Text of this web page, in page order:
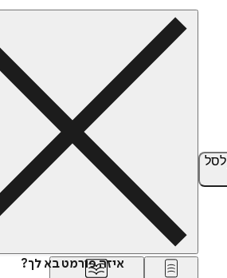
לסל
איזה פורמט בא לך?